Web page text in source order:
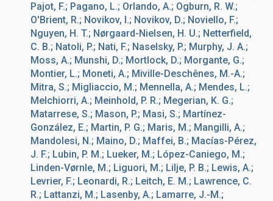
Pajot, F.; Pagano, L.; Orlando, A.; Ogburn, R. W.;
O'Brient, R.; Novikov, I.; Novikov, D.; Noviello, F.;
Nguyen, H. T.; Nørgaard-Nielsen, H. U.; Netterfield,
C. B.; Natoli, P.; Nati, F.; Naselsky, P.; Murphy, J. A.;
Moss, A.; Munshi, D.; Mortlock, D.; Morgante, G.;
Montier, L.; Moneti, A.; Miville-Deschênes, M.-A.;
Mitra, S.; Migliaccio, M.; Mennella, A.; Mendes, L.;
Melchiorri, A.; Meinhold, P. R.; Megerian, K. G.;
Matarrese, S.; Mason, P.; Masi, S.; Martínez-
González, E.; Martin, P. G.; Maris, M.; Mangilli, A.;
Mandolesi, N.; Maino, D.; Maffei, B.; Macías-Pérez,
J. F.; Lubin, P. M.; Lueker, M.; López-Caniego, M.;
Linden-Vørnle, M.; Liguori, M.; Lilje, P. B.; Lewis, A.;
Levrier, F.; Leonardi, R.; Leitch, E. M.; Lawrence, C.
R.; Lattanzi, M.; Lasenby, A.; Lamarre, J.-M.;